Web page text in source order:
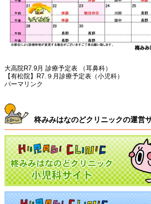
大高院R7.9月 診療予定表 （耳鼻科）
【有松院】R7.９月診療予定表（小児科）
パーマリンク
柊みみはなのどクリニックの運営